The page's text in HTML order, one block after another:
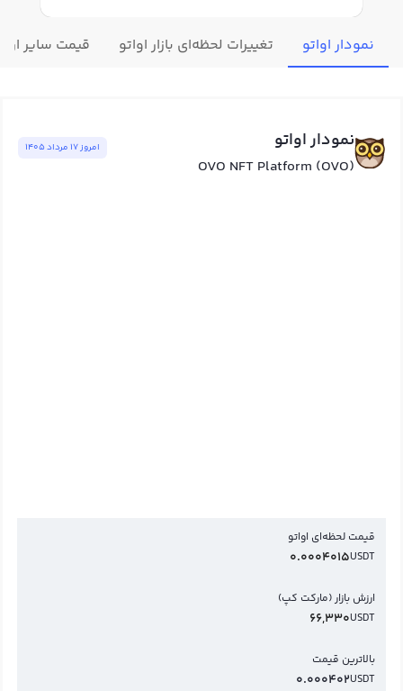
نمودار اواتو تغییرات لحظه‌ای بازار اواتو قیمت سایر
نمودار اواتو
OVO NFT Platform (OVO)
امروز ١٧ مرداد ١٤٠٥
قیمت لحظه‌ای اواتو
USDT
0.0004015
ارزش بازار (مارکت کپ)
USDT
66,330
بالاترین قیمت
USDT
0.000402